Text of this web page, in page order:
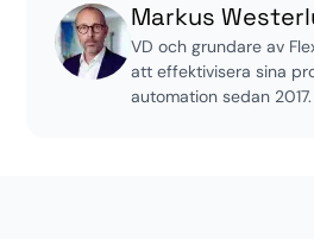
Markus
VD och grundare av
att effektivisera sina
automation sedan 2017.